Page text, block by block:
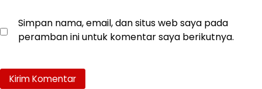
Simpan nama, email, dan situs web saya pada
peramban ini untuk komentar saya berikutnya.